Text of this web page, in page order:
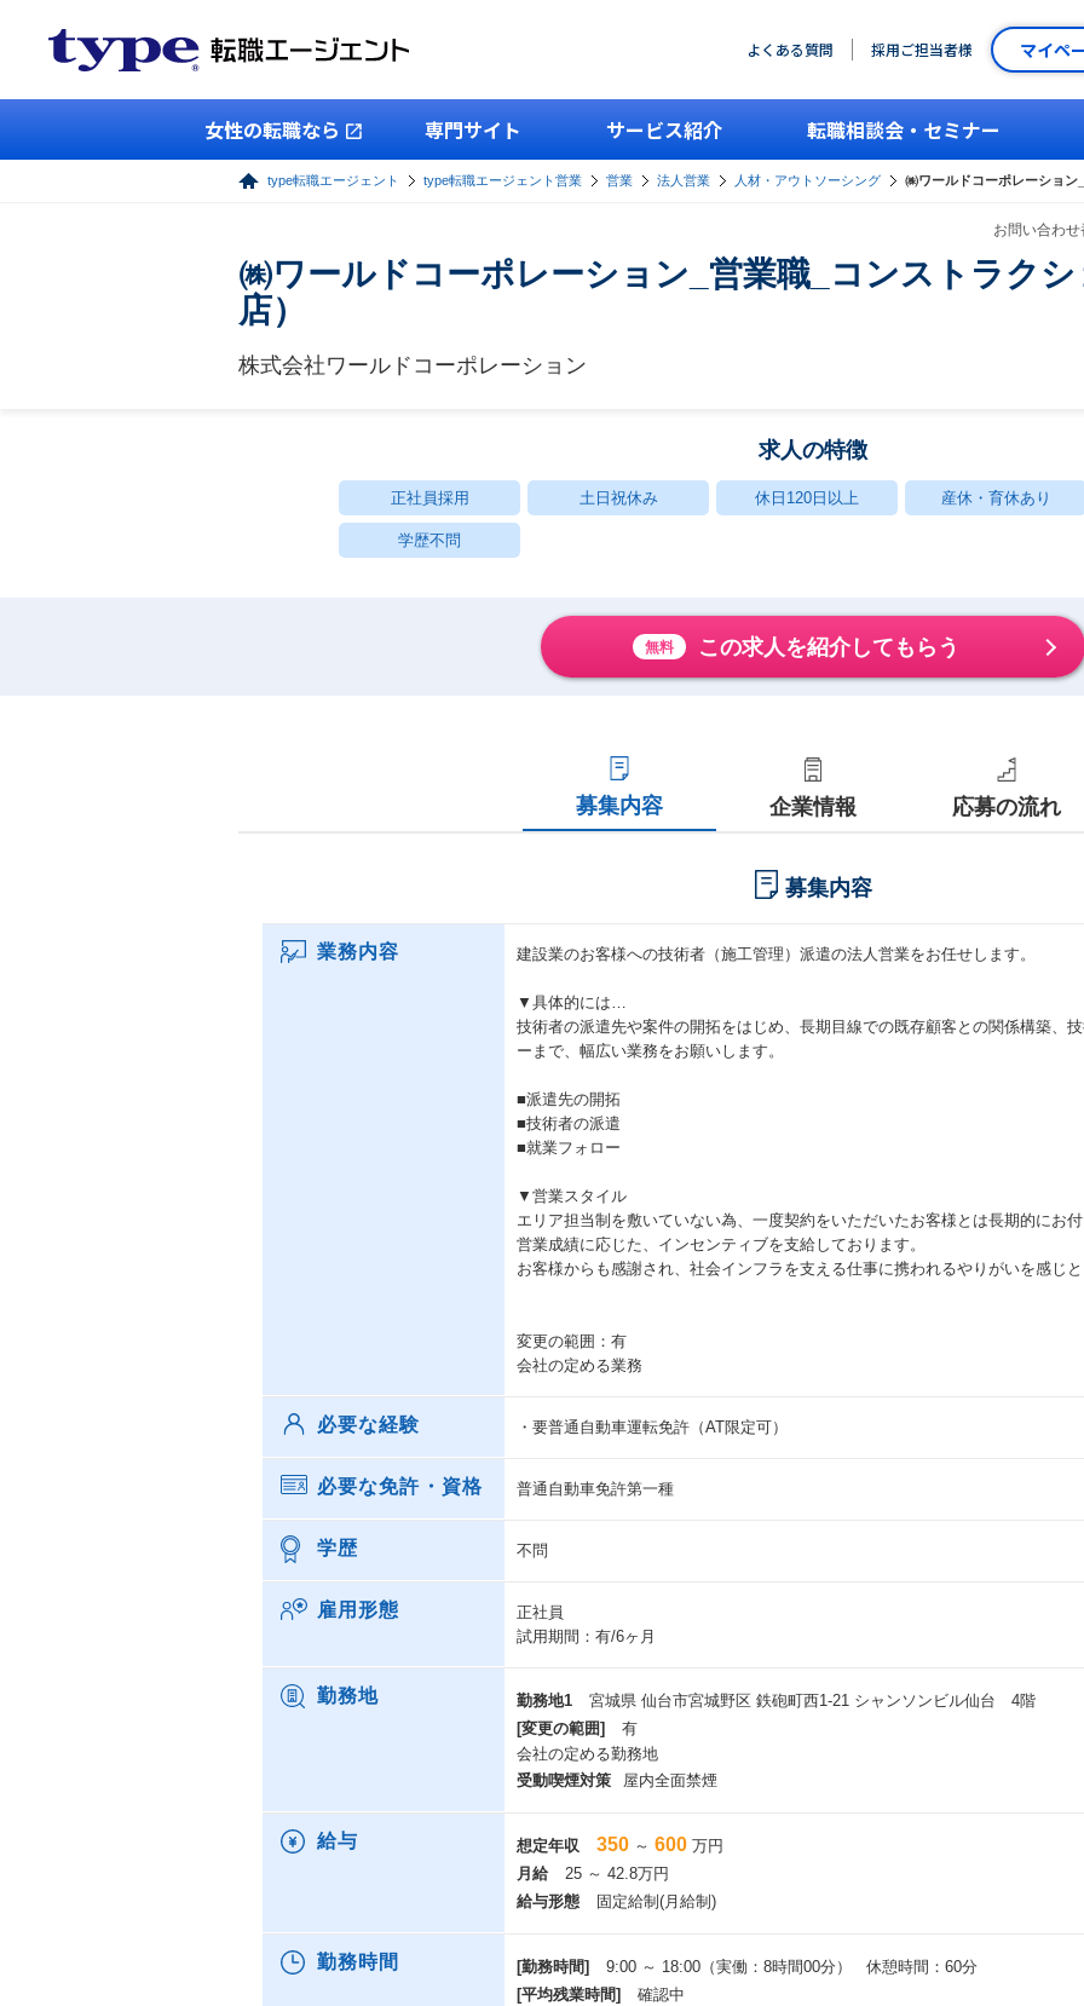
よくある質問 採用ご担当者様 マイペ
女性の転職なら 専門サイト サービス紹介 転職相談会・セミナー
type転職エージェント type転職エージェント営業 営業 法人営業 人材・アウトソーシング ㈱ワールドコーポレーション
お問い合わ
㈱ワールドコーポレーション_営業職_コンストラク
店）
株式会社ワールドコーポレーション
求人の特徴
正社員採用 土日祝休み 休日120日以上 産休・育休あり
学歴不問
無料 この求人を紹介してもらう
募集内容 企業情報 応募の流れ
募集内容
業務内容 建設業のお客様への技術者（施工管理）派遣の法人営業をお任せします。
▼具体的には…
技術者の派遣先や案件の開拓をはじめ、長期目線での既存顧客との関係構築、
ーまで、幅広い業務をお願いします。
■派遣先の開拓
■技術者の派遣
■就業フォロー
▼営業スタイル
エリア担当制を敷いていない為、一度契約をいただいたお客様とは長期的にお
営業成績に応じた、インセンティブを支給しております。
お客様からも感謝され、社会インフラを支える仕事に携われるやりがいを感じ
変更の範囲：有
会社の定める業務
必要な経験 ・要普通自動車運転免許（AT限定可）
必要な免許・資格 普通自動車免許第一種
学歴 不問
雇用形態
正社員
試用期間：有/6ヶ月
勤務地 勤務地1
宮城県 仙台市宮城野区 鉄砲町西1-21 シャンソンビル仙台 4階
[変更の範囲]
有
会社の定める勤務地
受動喫煙対策
屋内全面禁煙
給与 想定年収 350 ～ 600 万円
月給
25 ～ 42.8万円
給与形態
固定給制(月給制)
勤務時間 [勤務時間]
9:00 ～ 18:00（実働：8時間00分） 休憩時間：60分
[平均残業時間]
確認中